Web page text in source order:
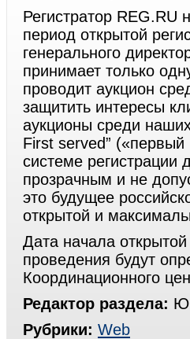
Регистратор REG.RU
период открытой
генерального
принимает только
проводит аукцион
защитить интересы
аукционы среди
First served”
системе
прозрачным и не
это будущее
открытой и
Дата начала
проведения будут
Координационного
Редактор раздела:
Рубрики: Web